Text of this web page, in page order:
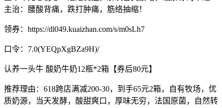
主治：腰酸背痛，跌打肿痛，筋络抽缩！
领券：https://dl049.kuaizhan.com/s/m0sLh7
口令：7.0(YEQpXgBZa9H)/
认养一头牛 酸奶牛奶12瓶*2箱【券后80元】
推荐理由：618跨店满减200-30，到手65元2箱，自有牧场，优
质奶源，当天发酵，酸甜爽口，厚味无穷，法国原菌，自然转